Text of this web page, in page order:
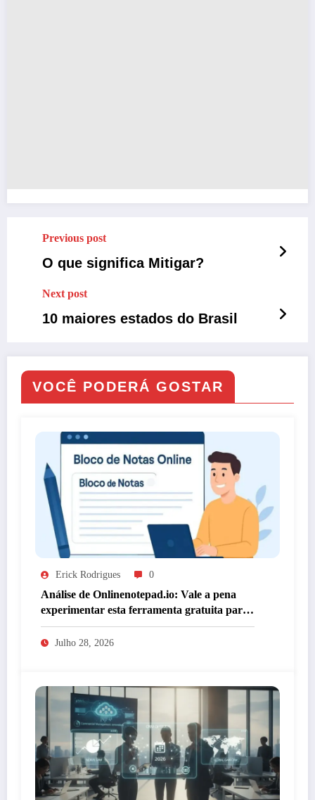
Previous post
O que significa Mitigar?
Next post
10 maiores estados do Brasil
VOCÊ PODERÁ GOSTAR
Erick Rodrigues 0
Análise de Onlinenotepad.io: Vale a pena
experimentar esta ferramenta gratuita para
anotações?
Julho 28, 2026